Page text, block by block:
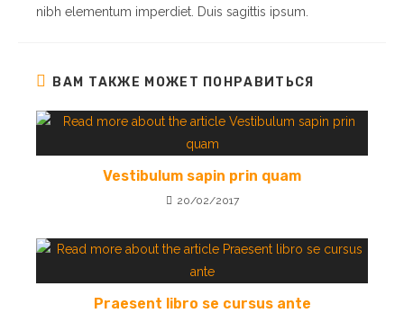
nibh elementum imperdiet. Duis sagittis ipsum.
ВАМ ТАКЖЕ МОЖЕТ ПОНРАВИТЬСЯ
Vestibulum sapin prin quam
20/02/2017
Praesent libro se cursus ante